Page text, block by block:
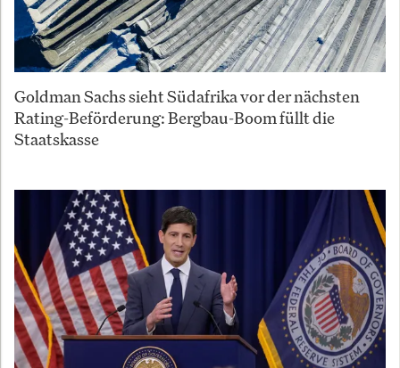
Goldman Sachs sieht Südafrika vor der nächsten
Rating-Beförderung: Bergbau-Boom füllt die
Staatskasse